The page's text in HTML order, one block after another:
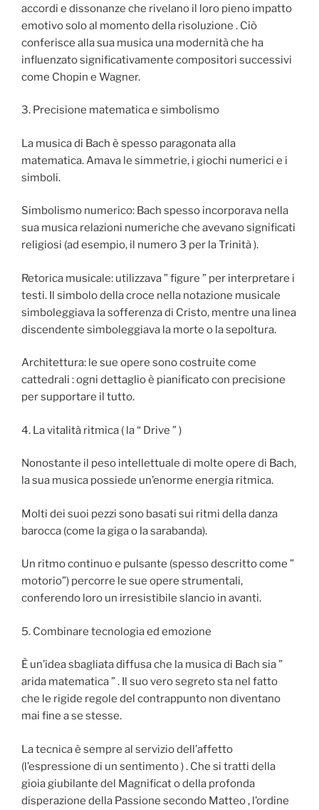
accordi e dissonanze che rivelano il loro pieno impatto
emotivo solo al momento della risoluzione . Ciò
conferisce alla sua musica una modernità che ha
influenzato significativamente compositori successivi
come Chopin e Wagner.
3. Precisione matematica e simbolismo
La musica di Bach è spesso paragonata alla
matematica. Amava le simmetrie, i giochi numerici e i
simboli.
Simbolismo numerico: Bach spesso incorporava nella
sua musica relazioni numeriche che avevano significati
religiosi (ad esempio, il numero 3 per la Trinità ).
Retorica musicale: utilizzava ” figure ” per interpretare i
testi. Il simbolo della croce nella notazione musicale
simboleggiava la sofferenza di Cristo, mentre una linea
discendente simboleggiava la morte o la sepoltura.
Architettura: le sue opere sono costruite come
cattedrali : ogni dettaglio è pianificato con precisione
per supportare il tutto.
4. La vitalità ritmica ( la “ Drive ” )
Nonostante il peso intellettuale di molte opere di Bach,
la sua musica possiede un’enorme energia ritmica.
Molti dei suoi pezzi sono basati sui ritmi della danza
barocca (come la giga o la sarabanda).
Un ritmo continuo e pulsante (spesso descritto come ”
motorio”) percorre le sue opere strumentali,
conferendo loro un irresistibile slancio in avanti.
5. Combinare tecnologia ed emozione
È un’idea sbagliata diffusa che la musica di Bach sia ”
arida matematica ” . Il suo vero segreto sta nel fatto
che le rigide regole del contrappunto non diventano
mai fine a se stesse.
La tecnica è sempre al servizio dell’affetto
(l’espressione di un sentimento ) . Che si tratti della
gioia giubilante del Magnificat o della profonda
disperazione della Passione secondo Matteo , l’ordine